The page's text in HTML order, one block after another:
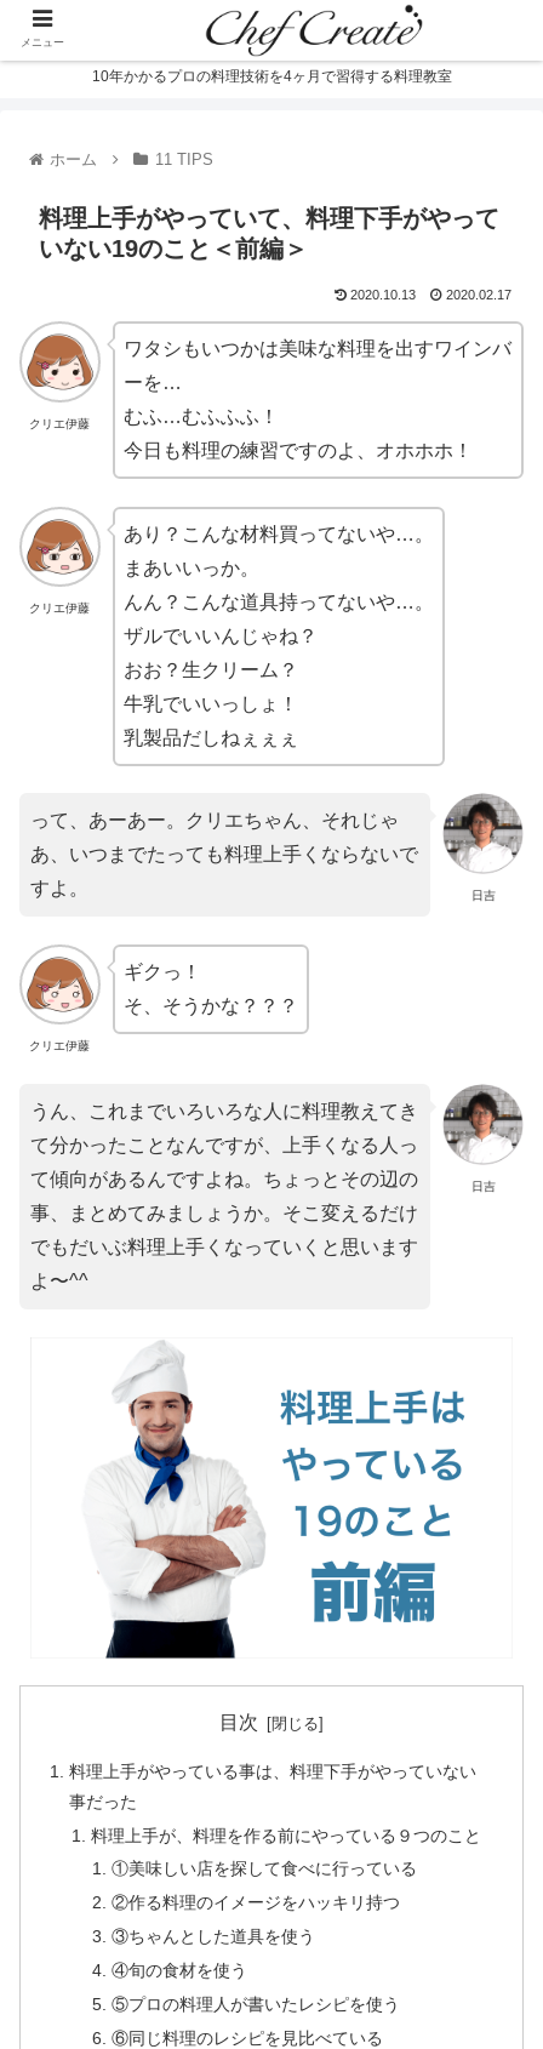
10年かかるプロの料理技術を4ヶ月で習得する料理教室
ホーム 11 TIPS
料理上手がやっていて、料理下手がやって
いない19のこと＜前編＞
2020.10.13 2020.02.17
クリエ伊藤
ワタシもいつかは美味な料理を出すワインバ
ーを…
むふ…むふふふ！
今日も料理の練習ですのよ、オホホホ！
クリエ伊藤
あり？こんな材料買ってないや…。
まあいいっか。
んん？こんな道具持ってないや…。
ザルでいいんじゃね？
おお？生クリーム？
牛乳でいいっしょ！
乳製品だしねぇぇぇ
日吉
って、あーあー。クリエちゃん、それじゃ
あ、いつまでたっても料理上手くならないで
すよ。
クリエ伊藤
ギクっ！
そ、そうかな？？？
日吉
うん、これまでいろいろな人に料理教えてき
て分かったことなんですが、上手くなる人っ
て傾向があるんですよね。ちょっとその辺の
事、まとめてみましょうか。そこ変えるだけ
でもだいぶ料理上手くなっていくと思います
よ〜^^
目次
料理上手がやっている事は、料理下手がやっていない
事だった
料理上手が、料理を作る前にやっている９つのこと
①美味しい店を探して食べに行っている
②作る料理のイメージをハッキリ持つ
③ちゃんとした道具を使う
④旬の食材を使う
⑤プロの料理人が書いたレシピを使う
⑥同じ料理のレシピを見比べている
メニュー